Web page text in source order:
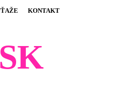
KONTAKT